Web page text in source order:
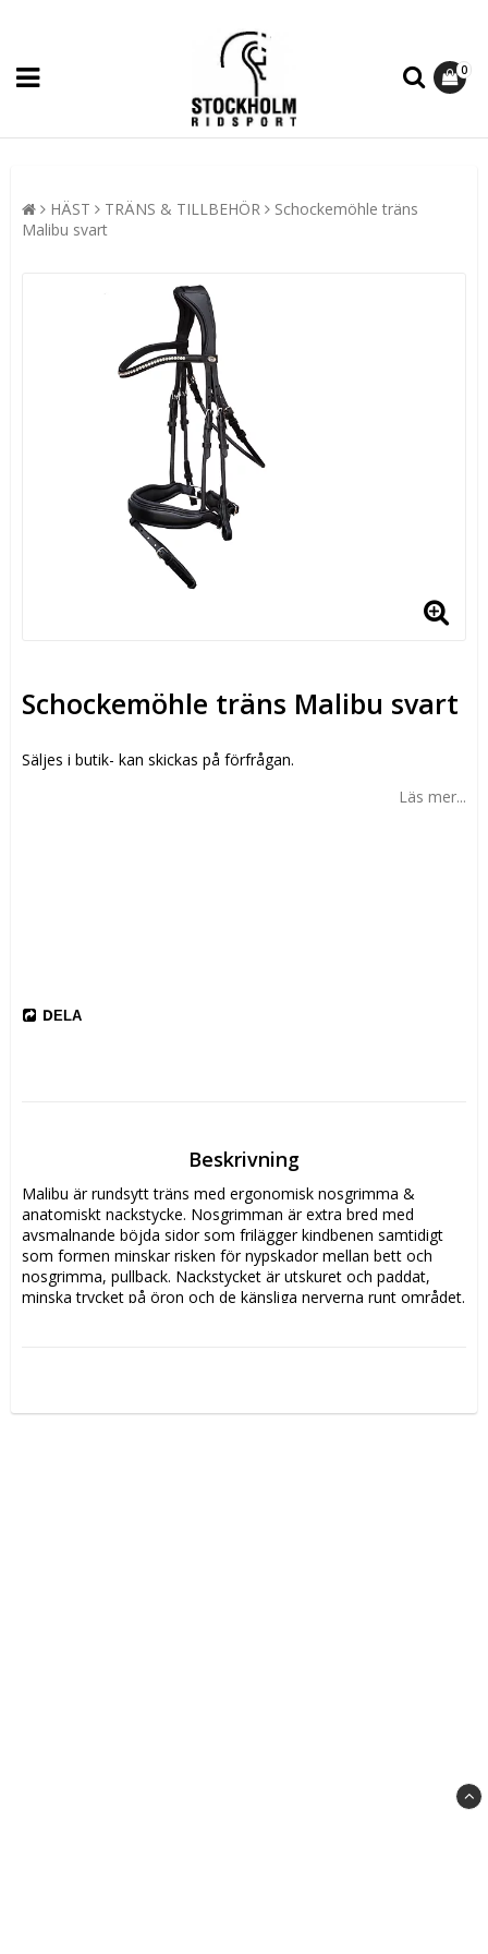
0
HÄST TRÄNS & TILLBEHÖR
Schockemöhle träns
Malibu svart
Schockemöhle träns Malibu svart
Säljes i butik- kan skickas på förfrågan.
Läs mer...
DELA
Beskrivning
Malibu är rundsytt träns med ergonomisk nosgrimma &
anatomiskt nackstycke. Nosgrimman är extra bred med
avsmalnande böjda sidor som frilägger kindbenen samtidigt
som formen minskar risken för nypskador mellan bett och
nosgrimma, pullback. Nackstycket är utskuret och paddat,
minska trycket på öron och de känsliga nerverna runt området.